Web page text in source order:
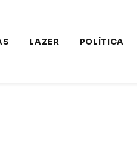
LAZER POLÍTICA